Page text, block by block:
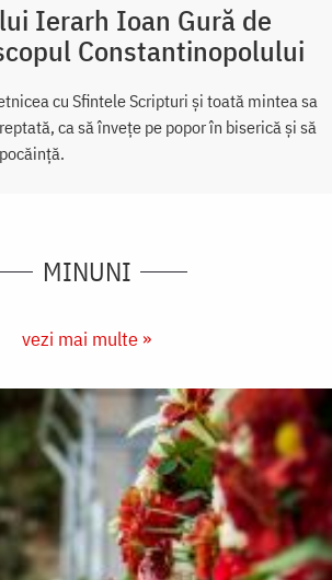
Ierarh Ioan Gură de
Constantinopolului
cu Sfintele Scripturi și toată mintea sa
ca să învețe pe popor în biserică și să
MINUNI
vezi mai multe »